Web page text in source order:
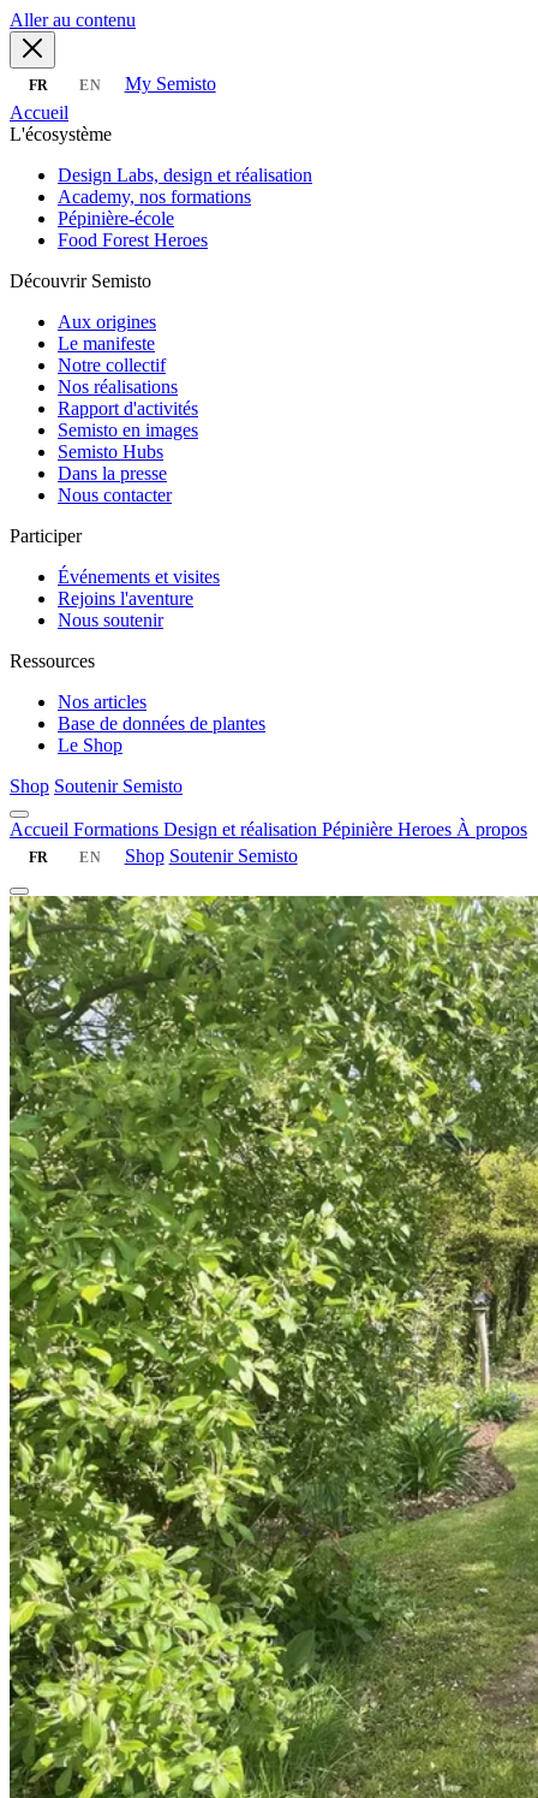
Aller au contenu
FR EN
My Semisto
Accueil
L'écosystème
Design Labs, design et réalisation
Academy, nos formations
Pépinière-école
Food Forest Heroes
Découvrir Semisto
Aux origines
Le manifeste
Notre collectif
Nos réalisations
Rapport d'activités
Semisto en images
Semisto Hubs
Dans la presse
Nous contacter
Participer
Événements et visites
Rejoins l'aventure
Nous soutenir
Ressources
Nos articles
Base de données de plantes
Le Shop
Shop Soutenir Semisto
Accueil Formations Design et réalisation Pépinière Heroes À propos
FR EN Shop Soutenir Semisto